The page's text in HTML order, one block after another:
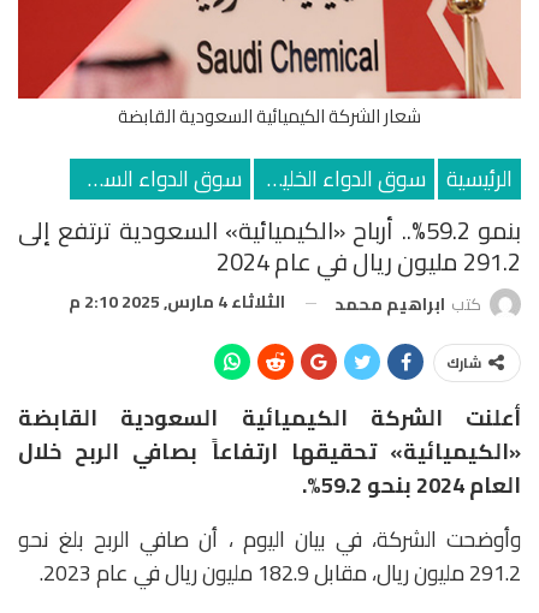
شعار الشركة الكيميائية السعودية القابضة
الرئيسية سوق الدواء الخليجي سوق الدواء السعودي
بنمو 59.2%.. أرباح «الكيميائية» السعودية ترتفع إلى
291.2 مليون ريال في عام 2024
كتب ابراهيم محمد الثلاثاء 4 مارس, 2025 2:10 م
شارك
أعلنت الشركة الكيميائية السعودية القابضة
«الكيميائية» تحقيقها ارتفاعاً بصافي الربح خلال
العام 2024 بنحو 59.2%.
وأوضحت الشركة، في بيان اليوم ، أن صافي الربح بلغ نحو
291.2 مليون ريال، مقابل 182.9 مليون ريال في عام 2023.